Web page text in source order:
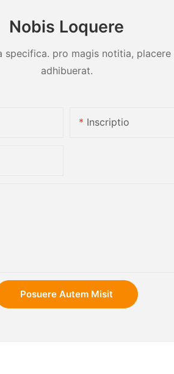
Nobis Loquere
pro magis notitia,
adhibuerat.
Inscriptio
Posuere Autem Misit